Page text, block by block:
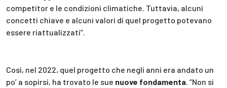
competitor e le condizioni climatiche. Tuttavia, alcuni
concetti chiave e alcuni valori di quel progetto potevano
essere riattualizzati”.
Così, nel 2022, quel progetto che negli anni era andato un
po’ a sopirsi, ha trovato le sue nuove fondamenta . “Non si